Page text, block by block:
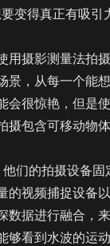
变得真正有吸引
用摄影测量法拍
景，从每一个能
会很惊艳，但是
包含可移动物体
们的拍摄设备
的视频捕捉设备
数据进行融合，
够看到水波的运